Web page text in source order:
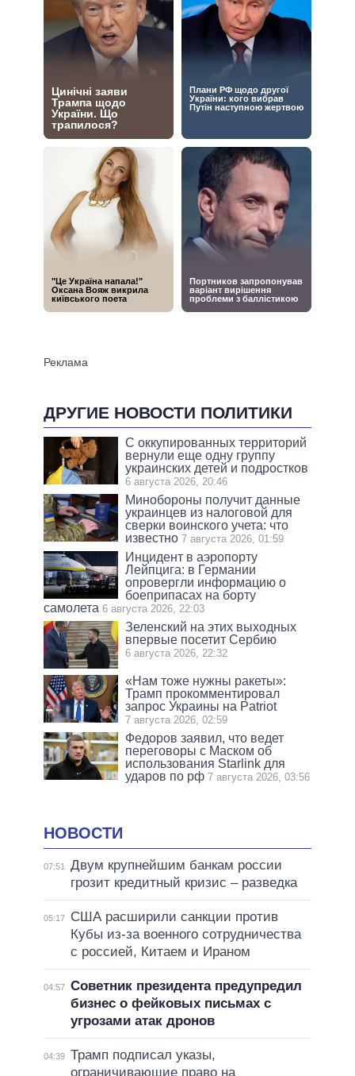
ДРУГИЕ НОВОСТИ ПОЛИТИКИ
С оккупированных территорий
вернули еще одну группу
украинских детей и подростков
6 августа 2026, 20:46
Минобороны получит данные
украинцев из налоговой для
сверки воинского учета: что
известно 7 августа 2026, 01:59
Инцидент в аэропорту
Лейпцига: в Германии
опровергли информацию о
боеприпасах на борту
самолета 6 августа 2026, 22:03
Зеленский на этих выходных
впервые посетит Сербию
6 августа 2026, 22:32
«Нам тоже нужны ракеты»:
Трамп прокомментировал
запрос Украины на Patriot
7 августа 2026, 02:59
Федоров заявил, что ведет
переговоры с Маском об
использования Starlink для
ударов по рф 7 августа 2026, 03:56
НОВОСТИ
07:51
Двум крупнейшим банкам россии
грозит кредитный кризис – разведка
05:17
США расширили санкции против
Кубы из-за военного сотрудничества
с россией, Китаем и Ираном
04:57 Советник президента предупредил
бизнес о фейковых письмах с
угрозами атак дронов
04:39 Трамп подписал указы,
ограничивающие право на